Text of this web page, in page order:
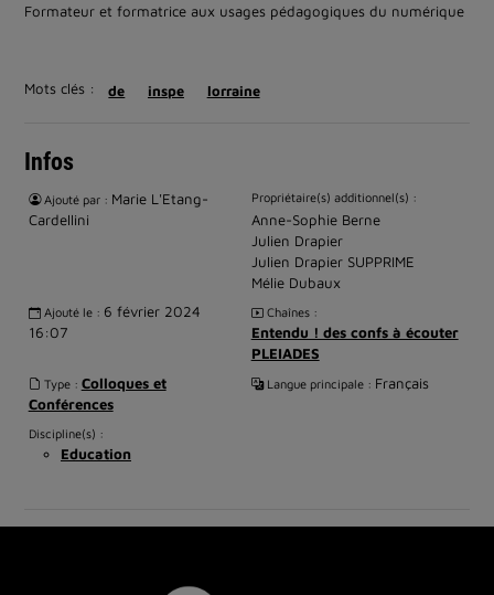
Formateur et formatrice aux usages pédagogiques du numérique
Mots clés : de inspe lorraine
Infos
Ajouté par : Marie L'Etang-
Cardellini
Propriétaire(s) additionnel(s) :
Anne-Sophie Berne
Julien Drapier
Julien Drapier SUPPRIME
Mélie Dubaux
Ajouté le : 6 février 2024
16:07
Chaînes :
Entendu ! des confs à écouter
PLEIADES
Type : Colloques et
Conférences
Langue principale : Français
Discipline(s) :
Education